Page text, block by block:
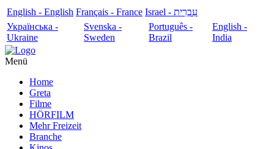
English - English Français - France
עִבְרִית - Israel
Українська -
Ukraine
Svenska -
Sweden
Português -
Brazil
English -
India
Menü
Home
Greta
Filme
HÖRFILM
Mehr Freizeit
Branche